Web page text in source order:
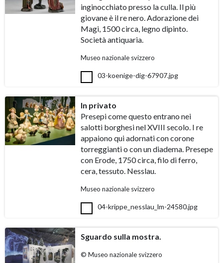
inginocchiato presso la culla. Il più
giovane è il re nero. Adorazione dei
Magi, 1500 circa, legno dipinto.
Società antiquaria.
Museo nazionale svizzero
03-koenige-dig-67907.jpg
In privato
Presepi come questo entrano nei
salotti borghesi nel XVIII secolo. I re
appaiono qui adornati con corone
torreggianti o con un diadema. Presepe
con Erode, 1750 circa, filo di ferro,
cera, tessuto. Nesslau.
Museo nazionale svizzero
04-krippe_nesslau_lm-24580.jpg
Sguardo sulla mostra.
© Museo nazionale svizzero